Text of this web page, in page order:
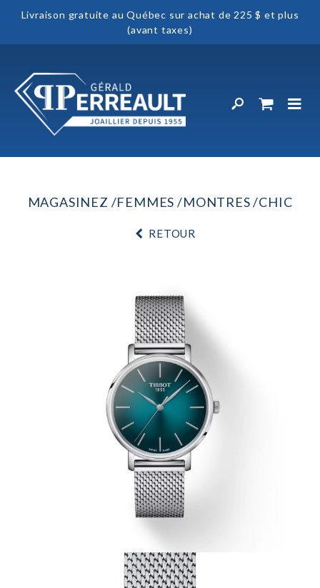
Livraison gratuite au Québec sur achat de 225 $ et plus
(avant taxes)
MAGASINEZ FEMMES MONTRES CHIC
RETOUR